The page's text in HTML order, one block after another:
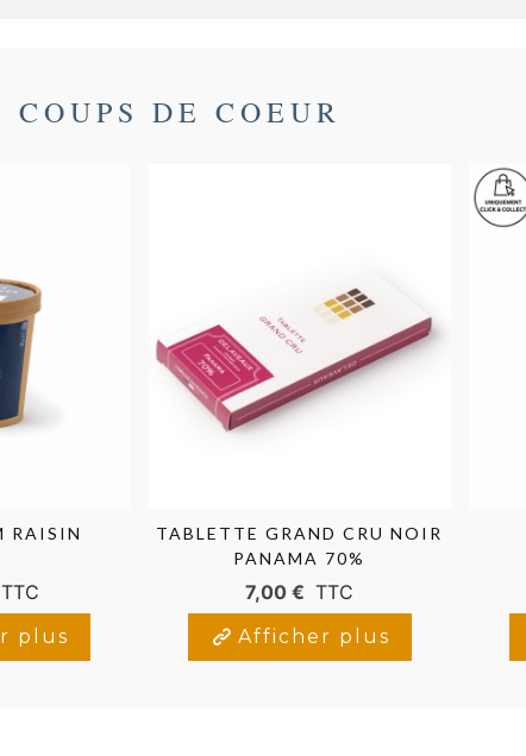
COUPS DE COEUR
RAISIN
TTC
plus
TABLETTE GRAND CRU NOIR
PANAMA 70%
7,00 € TTC
Afficher plus